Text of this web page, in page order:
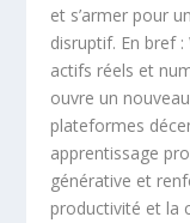
et s’armer pour
disruptif. En bref
actifs réels et
ouvre un
plateformes
apprentissage
générative et
productivité et la